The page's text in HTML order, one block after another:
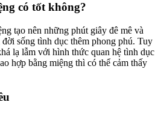
có tốt không?
tạo nên những phút giây đê mê và
sống tình dục thêm phong phú. Tuy
lạ lẫm với hình thức quan hệ tình dục
hợp bằng miệng thì có thể cảm thấy